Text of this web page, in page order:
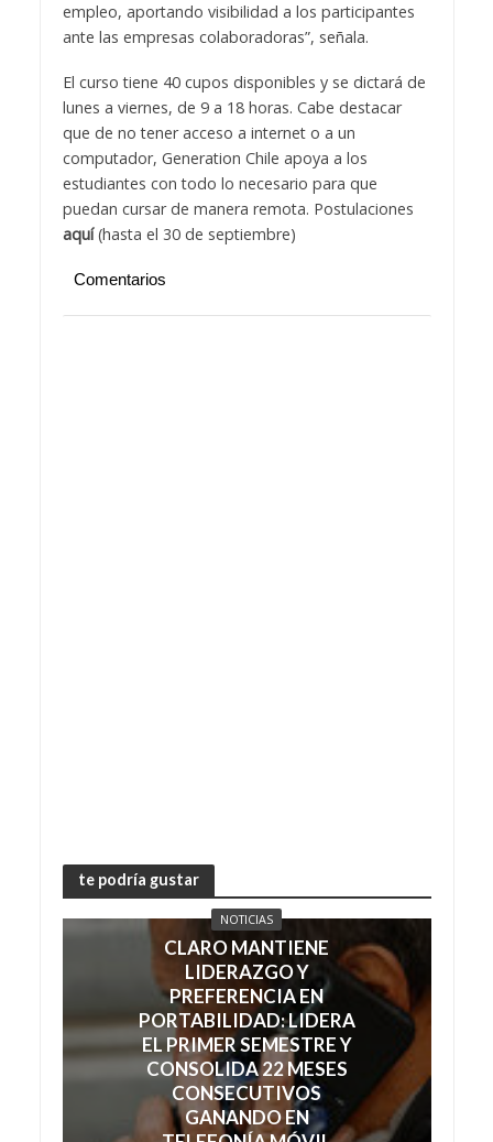
empleo, aportando visibilidad a los participantes
ante las empresas colaboradoras”, señala.
El curso tiene 40 cupos disponibles y se dictará de
lunes a viernes, de 9 a 18 horas. Cabe destacar
que de no tener acceso a internet o a un
computador, Generation Chile apoya a los
estudiantes con todo lo necesario para que
puedan cursar de manera remota. Postulaciones
aquí(hasta el 30 de septiembre)
Comentarios
te podría gustar
NOTICIAS
CLARO MANTIENE
LIDERAZGO Y
PREFERENCIA EN
PORTABILIDAD: LIDERA
EL PRIMER SEMESTRE Y
CONSOLIDA 22 MESES
CONSECUTIVOS
GANANDO EN